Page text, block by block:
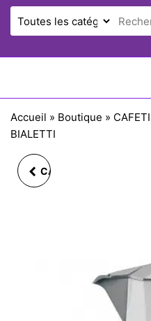
Accueil » Boutique »
BIALETTI
CAFETIERE 10T VENUS